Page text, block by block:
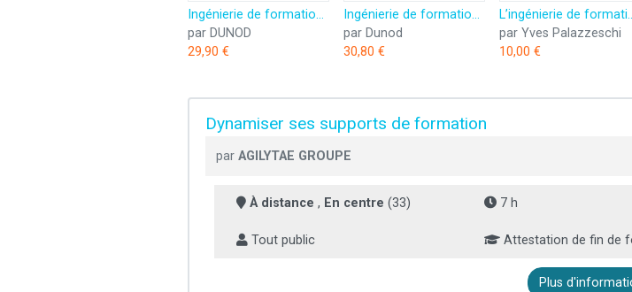
Ingénierie de formation - 5e éd. -Intégrez les nouveaux modes de formation dans votre pédagogie: Intégrez les nouveaux modes de formation dans votre pédagogie
par DUNOD
29,90 €
Ingénierie de formation - 6e éd.: Intégrez les nouveaux modes de formation dans votre pédagogie
par Dunod
30,80 €
L’ingénierie de formation et
par Yves Palazzeschi
10,00 €
Dynamiser ses supports de formation
par AGILYTAE GROUPE
À distance , En centre (33) 7 h
Tout public
Attestation de fin de
Plus